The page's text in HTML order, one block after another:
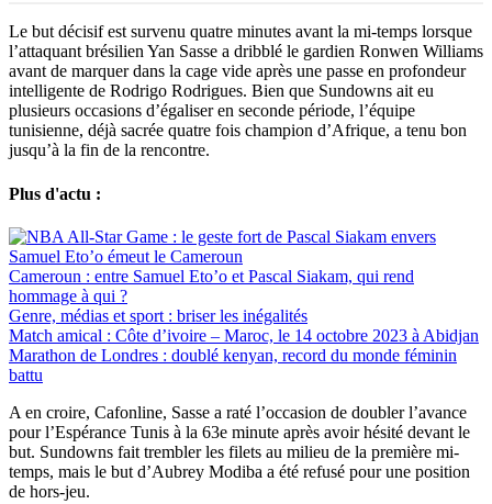
Le but décisif est survenu quatre minutes avant la mi-temps lorsque
l’attaquant brésilien Yan Sasse a dribblé le gardien Ronwen Williams
avant de marquer dans la cage vide après une passe en profondeur
intelligente de Rodrigo Rodrigues. Bien que Sundowns ait eu
plusieurs occasions d’égaliser en seconde période, l’équipe
tunisienne, déjà sacrée quatre fois champion d’Afrique, a tenu bon
jusqu’à la fin de la rencontre.
Plus d'actu :
Cameroun : entre Samuel Eto’o et Pascal Siakam, qui rend
hommage à qui ?
Genre, médias et sport : briser les inégalités
Match amical : Côte d’ivoire – Maroc, le 14 octobre 2023 à Abidjan
Marathon de Londres : doublé kenyan, record du monde féminin
battu
A en croire, Cafonline, Sasse a raté l’occasion de doubler l’avance
pour l’Espérance Tunis à la 63e minute après avoir hésité devant le
but. Sundowns fait trembler les filets au milieu de la première mi-
temps, mais le but d’Aubrey Modiba a été refusé pour une position
de hors-jeu.